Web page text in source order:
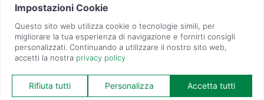
GadgetZilla è un Brand di Overbi S.r.l.| realizzato con Contit
| © 2026 Tutti
i diritti riservati | P.IVA: 09351560967